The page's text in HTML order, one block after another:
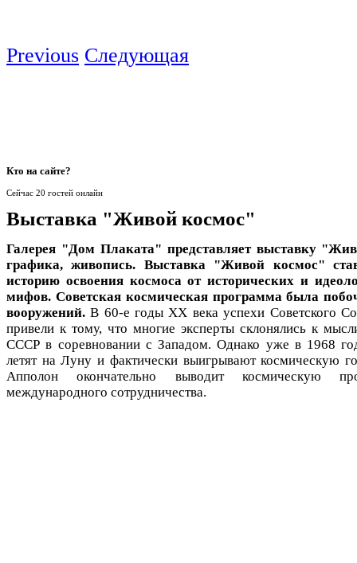
Previous Следующая
Кто на сайте?
Сейчас 20 гостей онлайн
Выставка "Живой космос"
Галерея "Дом Плаката" представляет выставку
графика, живопись. Выставка "Живой космос"
историю освоения космоса от исторических и
мифов. Советская космическая программа была
вооружений.В 60-е годы ХХ века успехи Советского
привели к тому, что многие эксперты склонялись к
СССР в соревновании с Западом. Однако уже в 1968
летят на Луну и фактически выигрывают космическую
Апполон окончательно выводит космическую
международного сотрудничества.